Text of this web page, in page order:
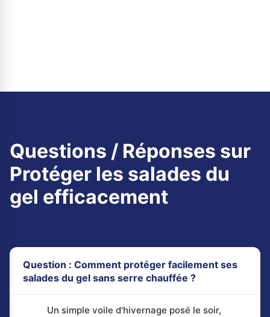
Questions / Réponses sur
Protéger les salades du
gel efficacement
Question : Comment protéger facilement ses
salades du gel sans serre chauffée ?
Un simple voile d'hivernage posé le soir,